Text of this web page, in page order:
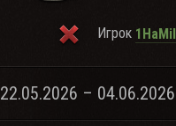
Игрок
22.05.2026 – 04.06.2026